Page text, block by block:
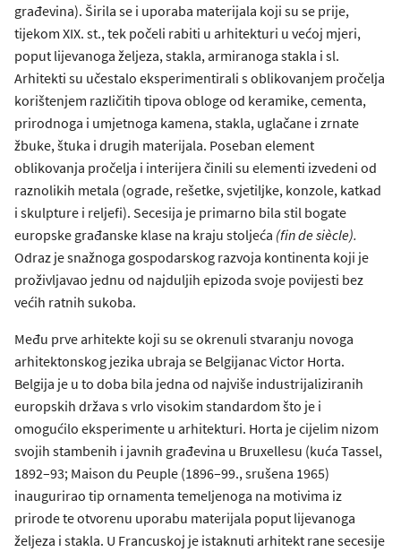
građevina). Širila se i uporaba materijala koji su se prije,
tijekom XIX. st., tek počeli rabiti u arhitekturi u većoj mjeri,
poput lijevanoga željeza, stakla, armiranoga stakla i sl.
Arhitekti su učestalo eksperimentirali s oblikovanjem pročelja
korištenjem različitih tipova obloge od keramike, cementa,
prirodnoga i umjetnoga kamena, stakla, uglačane i zrnate
žbuke, štuka i drugih materijala. Poseban element
oblikovanja pročelja i interijera činili su elementi izvedeni od
raznolikih metala (ograde, rešetke, svjetiljke, konzole, katkad
i skulpture i reljefi). Secesija je primarno bila stil bogate
europske građanske klase na kraju stoljeća (fin de siècle).
Odraz je snažnoga gospodarskog razvoja kontinenta koji je
proživljavao jednu od najduljih epizoda svoje povijesti bez
većih ratnih sukoba.
Među prve arhitekte koji su se okrenuli stvaranju novoga
arhitektonskog jezika ubraja se Belgijanac Victor Horta.
Belgija je u to doba bila jedna od najviše industrijaliziranih
europskih država s vrlo visokim standardom što je i
omogućilo eksperimente u arhitekturi. Horta je cijelim nizom
svojih stambenih i javnih građevina u Bruxellesu (kuća Tassel,
1892–93; Maison du Peuple (1896–99., srušena 1965)
inaugurirao tip ornamenta temeljenoga na motivima iz
prirode te otvorenu uporabu materijala poput lijevanoga
željeza i stakla. U Francuskoj je istaknuti arhitekt rane secesije